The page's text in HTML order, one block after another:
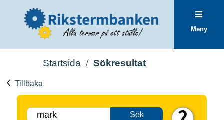
Meny
Startsida Sökresultat
Tillbaka
Sök